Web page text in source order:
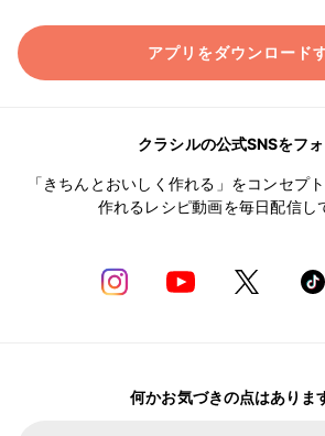
アプリをダウンロード
クラシルの公式SNSをフ
「きちんとおいしく作れる」をコンセプ
作れるレシピ動画を毎日配信し
何かお気づきの点はありま